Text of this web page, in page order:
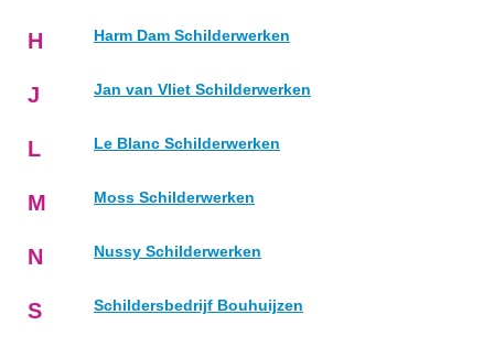
H Harm Dam Schilderwerken
J Jan van Vliet Schilderwerken
L Le Blanc Schilderwerken
M Moss Schilderwerken
N Nussy Schilderwerken
S Schildersbedrijf Bouhuijzen